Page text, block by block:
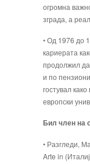
огромна
зграда, а
• Од 1976 до
кариерата
продолжил да
и по
гостувал
европски
Бил член на
• Разгледи,
Arte in